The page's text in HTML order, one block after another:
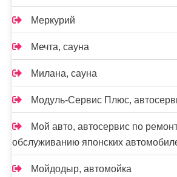
Меркурий
Мечта, сауна
Милана, сауна
Модуль-Сервис Плюс,
Мой авто, автосервис по
обслуживанию японских
Мойдодыр, автомойка